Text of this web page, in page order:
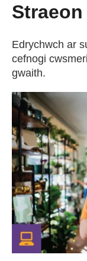
Edrychwch ar
cefnogi
gwaith.